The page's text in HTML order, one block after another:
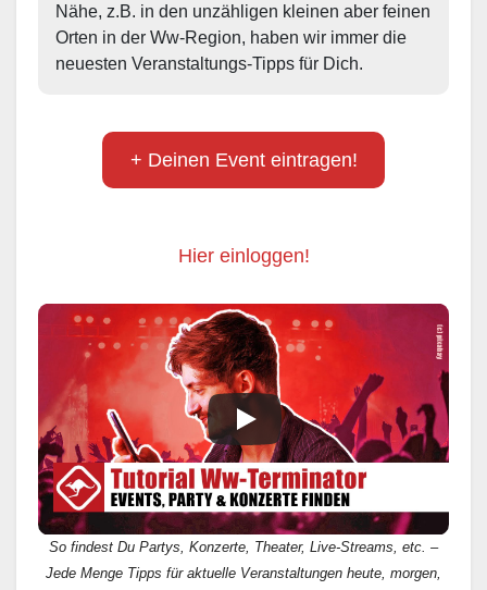
Nähe, z.B. in den unzähligen kleinen aber feinen
Orten in der Ww-Region, haben wir immer die
neuesten Veranstaltungs-Tipps für Dich.
+ Deinen Event eintragen!
Hier einloggen!
So findest Du Partys, Konzerte, Theater, Live-Streams, etc. –
Jede Menge Tipps für aktuelle Veranstaltungen heute, morgen,